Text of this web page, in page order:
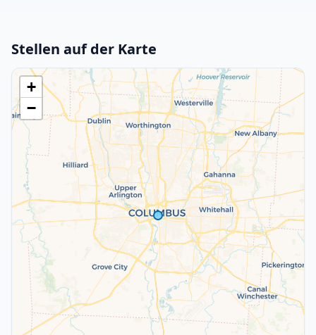
Stellen auf der Karte
+
−